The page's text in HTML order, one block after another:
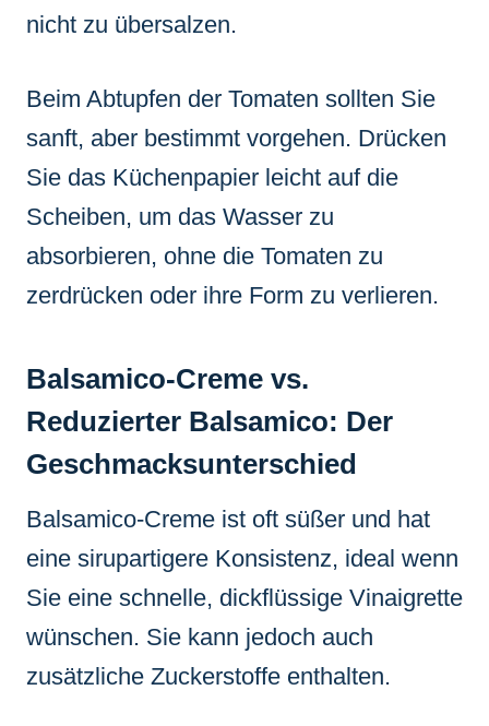
nicht zu übersalzen.
Beim Abtupfen der Tomaten sollten Sie
sanft, aber bestimmt vorgehen. Drücken
Sie das Küchenpapier leicht auf die
Scheiben, um das Wasser zu
absorbieren, ohne die Tomaten zu
zerdrücken oder ihre Form zu verlieren.
Balsamico-Creme vs.
Reduzierter Balsamico: Der
Geschmacksunterschied
Balsamico-Creme ist oft süßer und hat
eine sirupartigere Konsistenz, ideal wenn
Sie eine schnelle, dickflüssige Vinaigrette
wünschen. Sie kann jedoch auch
zusätzliche Zuckerstoffe enthalten.